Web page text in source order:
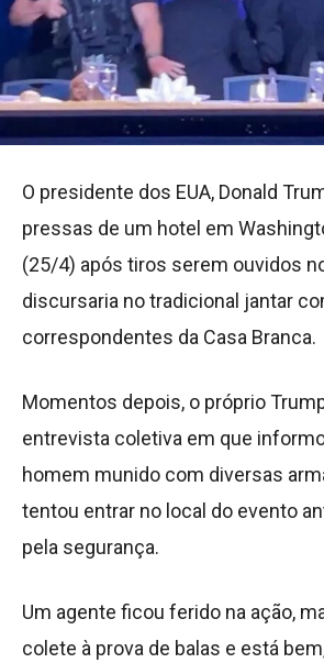
O presidente dos EUA, Donald
pressas de um hotel em
(25/4) após tiros serem ouvidos
discursaria no tradicional jantar
correspondentes da Casa Branca.
Momentos depois, o próprio
entrevista coletiva em que
homem munido com diversas
tentou entrar no local do evento
pela segurança.
Um agente ficou ferido na ação,
colete à prova de balas e está